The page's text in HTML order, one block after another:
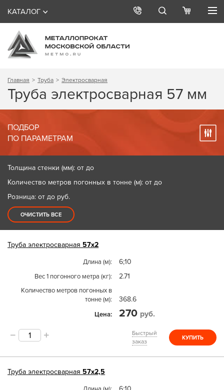
КАТАЛОГ
Главная Труба Электросварная
Труба электросварная 57 мм
ПОДБОР
ПО ПАРАМЕТРАМ
Толщина стенки (мм): от до
Количество метров погонных в тонне (м): от до
Розница: от до руб.
ОЧИСТИТЬ ВСЕ
Труба электросварная 57х2
Длина (м) 6;10
Вес 1 погонного метра (кг) 2.71
Количество метров погонных в
тонне (м)
368.6
Цена 270 руб.
Быстрый
заказ
КУПИТЬ
Труба электросварная 57х2,5